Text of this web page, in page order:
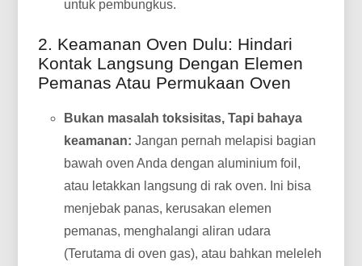
untuk pembungkus.
2. Keamanan Oven Dulu: Hindari
Kontak Langsung Dengan Elemen
Pemanas Atau Permukaan Oven
Bukan masalah toksisitas, Tapi bahaya
keamanan: Jangan pernah melapisi bagian
bawah oven Anda dengan aluminium foil,
atau letakkan langsung di rak oven. Ini bisa
menjebak panas, kerusakan elemen
pemanas, menghalangi aliran udara
(Terutama di oven gas), atau bahkan meleleh